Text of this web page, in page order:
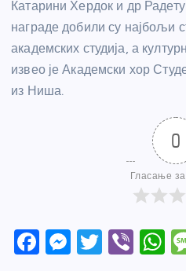
Катарини Хердок и др
награде добили су најбољи
академских студија, а
извео је Академски хор
из Ниша.
0
Гласање
F
M
T
Vi